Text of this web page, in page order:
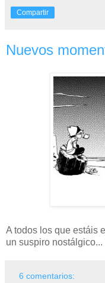
Compartir
Nuevos
A todos los que estáis
un suspiro nostálgico...
6 comentarios: